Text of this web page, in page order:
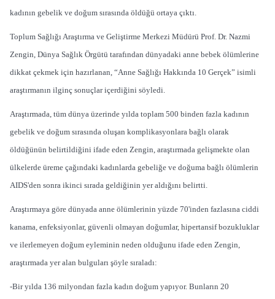
kadının gebelik ve doğum sırasında öldüğü ortaya çıktı.
Toplum Sağlığı Araştırma ve Geliştirme Merkezi Müdürü Prof. Dr. Nazmi
Zengin, Dünya Sağlık Örgütü tarafından dünyadaki anne bebek ölümlerine
dikkat çekmek için hazırlanan, “Anne Sağlığı Hakkında 10 Gerçek” isimli
araştırmanın ilginç sonuçlar içerdiğini söyledi.
Araştırmada, tüm dünya üzerinde yılda toplam 500 binden fazla kadının
gebelik ve doğum sırasında oluşan komplikasyonlara bağlı olarak
öldüğünün belirtildiğini ifade eden Zengin, araştırmada gelişmekte olan
ülkelerde üreme çağındaki kadınlarda gebeliğe ve doğuma bağlı ölümlerin
AIDS'den sonra ikinci sırada geldiğinin yer aldığını belirtti.
Araştırmaya göre dünyada anne ölümlerinin yüzde 70'inden fazlasına ciddi
kanama, enfeksiyonlar, güvenli olmayan doğumlar, hipertansif bozukluklar
ve ilerlemeyen doğum eyleminin neden olduğunu ifade eden Zengin,
araştırmada yer alan bulguları şöyle sıraladı:
-Bir yılda 136 milyondan fazla kadın doğum yapıyor. Bunların 20